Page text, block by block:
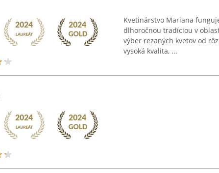
Kvetinárstvo Mariana
dlhoročnou tradíciou v
výber rezaných kvetov od
vysoká kvalita, ...